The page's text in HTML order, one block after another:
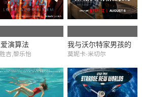
演算法
吉,黎乐怡
我与沃尔特家男孩的
莫妮卡·米切尔